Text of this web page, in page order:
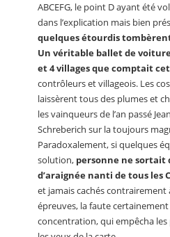
ABCEFG, le point D ayant été
dans l’explication mais bien
quelques étourdis
Un véritable ballet de
et 4 villages que comptait
contrôleurs et villageois. Les
laissèrent tous des plumes et
les vainqueurs de l’an passé
Schreberich sur la toujours
Paradoxalement, si quelques
solution, personne ne sortait
d’araignée nanti de tous les
et jamais cachés contrairement
épreuves, la faute certainement
concentration, qui empêcha